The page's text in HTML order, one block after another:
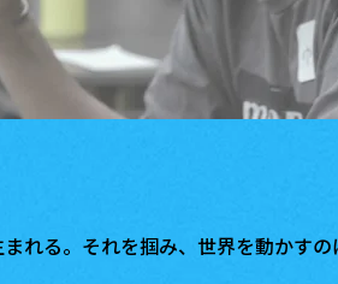
れる。それを掴み、世界を動かす